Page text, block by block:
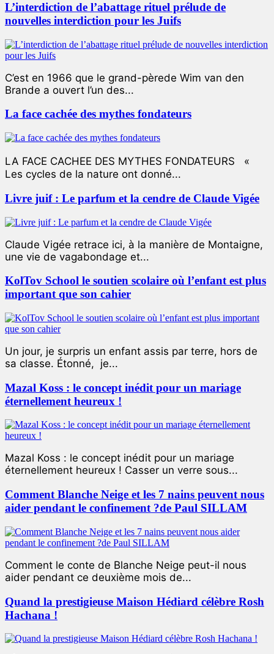
L’interdiction de l’abattage rituel prélude de
nouvelles interdiction pour les Juifs
C’est en 1966 que le grand-pèrede Wim van den
Brande a ouvert l’un des...
La face cachée des mythes fondateurs
LA FACE CACHEE DES MYTHES FONDATEURS «
Les cycles de la nature ont donné...
Livre juif : Le parfum et la cendre de Claude Vigée
Claude Vigée retrace ici, à la manière de Montaigne,
une vie de vagabondage et...
KolTov School le soutien scolaire où l’enfant est plus
important que son cahier
Un jour, je surpris un enfant assis par terre, hors de
sa classe. Étonné, je...
Mazal Koss : le concept inédit pour un mariage
éternellement heureux !
Mazal Koss : le concept inédit pour un mariage
éternellement heureux ! Casser un verre sous...
Comment Blanche Neige et les 7 nains peuvent nous
aider pendant le confinement ?de Paul SILLAM
Comment le conte de Blanche Neige peut-il nous
aider pendant ce deuxième mois de...
Quand la prestigieuse Maison Hédiard célèbre Rosh
Hachana !